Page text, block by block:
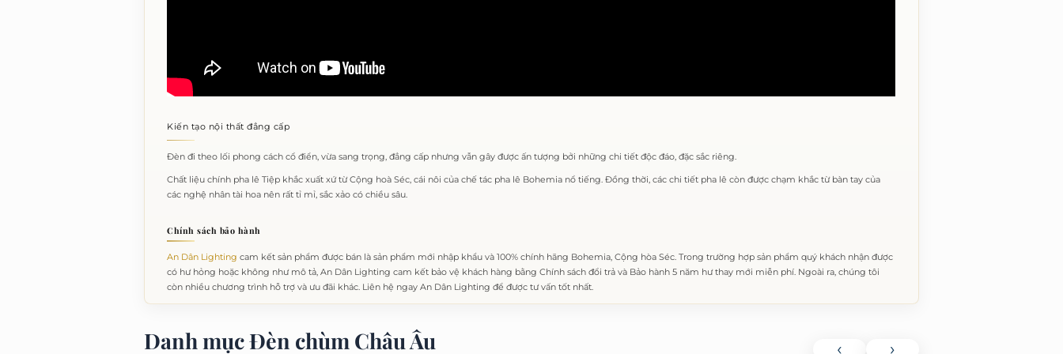
Kiến tạo nội thất đẳng cấp
Đèn đi theo lối phong cách cổ điển, vừa sang trọng, đẳng cấp nhưng vẫn gây được ấn tượng bởi những chi tiết độc đáo, đặc sắc riêng.
Chất liệu chính pha lê Tiệp khắc xuất xứ từ Cộng hoà Séc, cái nôi của chế tác pha lê Bohemia nổ tiếng. Đồng thời, các chi tiết pha lê còn được chạm khắc từ bàn tay của
các nghệ nhân tài hoa nên rất tỉ mỉ, sắc xảo có chiều sâu.
Chính sách bảo hành
An Dân Lighting cam kết sản phẩm được bán là sản phẩm mới nhập khẩu và 100% chính hãng Bohemia, Cộng hòa Séc. Trong trường hợp sản phẩm quý khách nhận được
có hư hỏng hoặc không như mô tả, An Dân Lighting cam kết bảo vệ khách hàng bằng Chính sách đổi trả và Bảo hành 5 năm hư thay mới miễn phí. Ngoài ra, chúng tôi
còn nhiều chương trình hỗ trợ và ưu đãi khác. Liên hệ ngay An Dân Lighting để được tư vấn tốt nhất.
Danh mục Đèn chùm Châu Âu ‹ ›